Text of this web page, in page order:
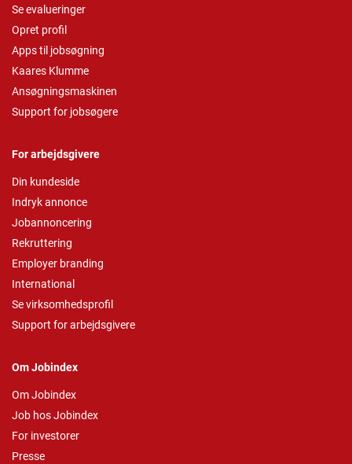
Se evalueringer
Opret profil
Apps til jobsøgning
Kaares Klumme
Ansøgningsmaskinen
Support for jobsøgere
For arbejdsgivere
Din kundeside
Indryk annonce
Jobannoncering
Rekruttering
Employer branding
International
Se virksomhedsprofil
Support for arbejdsgivere
Om Jobindex
Om Jobindex
Job hos Jobindex
For investorer
Presse